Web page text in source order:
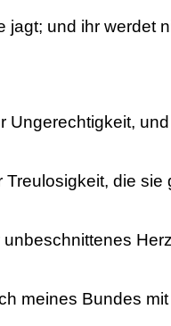
jagt; und ihr werdet
Ungerechtigkeit,
die sie
meines Bundes